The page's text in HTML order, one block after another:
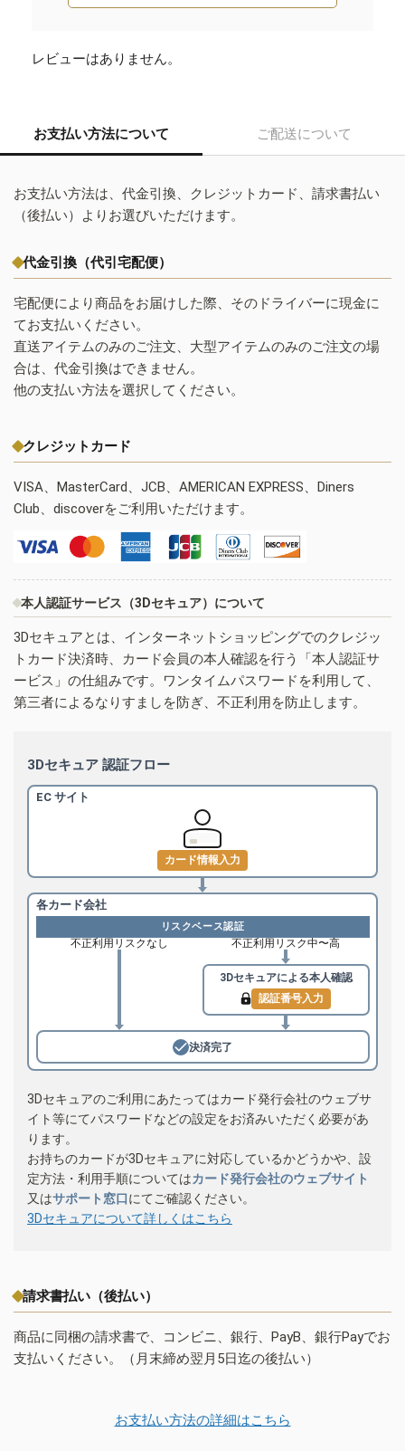
レビューはありません。
お支払い方法について ご配送について
お支払い方法は、代金引換、クレジットカード、請求書払い
（後払い）よりお選びいただけます。
代金引換（代引宅配便）
宅配便により商品をお届けした際、そのドライバーに現金に
てお支払いください。
直送アイテムのみのご注文、大型アイテムのみのご注文の場
合は、代金引換はできません。
他の支払い方法を選択してください。
クレジットカード
VISA、MasterCard、JCB、AMERICAN EXPRESS、Diners
Club、discoverをご利用いただけます。
本人認証サービス（3Dセキュア）について
3Dセキュアとは、インターネットショッピングでのクレジッ
トカード決済時、カード会員の本人確認を行う「本人認証サ
ービス」の仕組みです。ワンタイムパスワードを利用して、
第三者によるなりすましを防ぎ、不正利用を防止します。
3Dセキュア 認証フロー
EC サイト
カード情報入力
各カード会社
リスクベース認証
不正利用リスクなし 不正利用リスク中〜高
3Dセキュアによる本人確認
認証番号入力
決済完了
3Dセキュアのご利用にあたってはカード発行会社のウェブサ
イト等にてパスワードなどの設定をお済みいただく必要があ
ります。
お持ちのカードが3Dセキュアに対応しているかどうかや、設
定方法・利用手順についてはカード発行会社のウェブサイト
又はサポート窓口にてご確認ください。
3Dセキュアについて詳しくはこちら
請求書払い（後払い）
商品に同梱の請求書で、コンビニ、銀行、PayB、銀行Payでお
支払いください。（月末締め翌月5日迄の後払い）
お支払い方法の詳細はこちら